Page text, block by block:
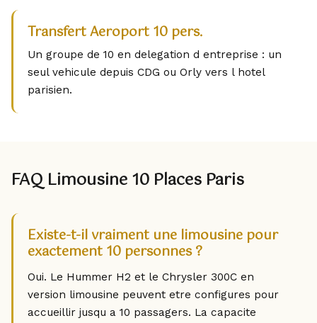
Transfert Aeroport 10 pers.
Un groupe de 10 en delegation d entreprise : un
seul vehicule depuis CDG ou Orly vers l hotel
parisien.
FAQ Limousine 10 Places Paris
Existe-t-il vraiment une limousine pour
exactement 10 personnes ?
Oui. Le Hummer H2 et le Chrysler 300C en
version limousine peuvent etre configures pour
accueillir jusqu a 10 passagers. La capacite